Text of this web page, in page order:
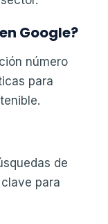
Google?
número
para
de
para